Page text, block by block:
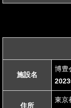
施設名
博豊
住所
東京